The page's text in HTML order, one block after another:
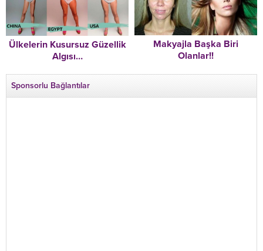
Ülkelerin Kusursuz Güzellik
Algısı…
Makyajla Başka Biri
Olanlar!!
Sponsorlu Bağlantılar